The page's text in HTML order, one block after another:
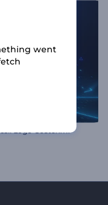
Logo Gösterimi
went